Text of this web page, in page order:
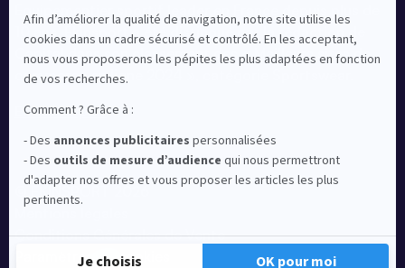
Equipementier sportif leader en France depuis plus de
10 ans, Ekinsport a été distingué par la rédaction de
Capital dans son classement des « Meilleurs sites de
commerce en ligne 2024 », catégorie Sportswear.
En savoir plus
© EKINSPORT 2026
Conditions Générales de Vente
Paramètres de cookies